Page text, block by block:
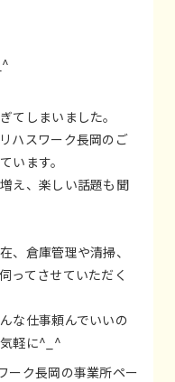
てしまいました。
ハスワーク長岡のご
います。
え、楽しい話題も聞
、倉庫管理や清掃、
ってさせていただく
な仕事頼んでいいの
軽に^_^
ーク長岡の事業所ペー